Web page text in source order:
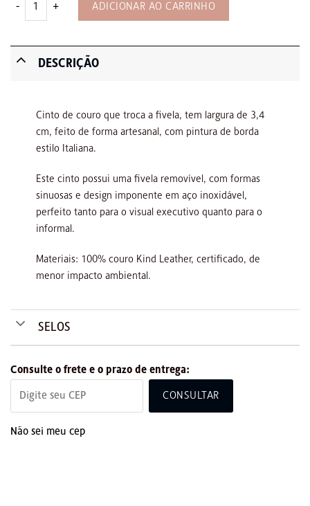
ADICIONAR AO CARRINHO
DESCRIÇÃO
Cinto de couro que troca a fivela, tem largura de 3,4
cm, feito de forma artesanal, com pintura de borda
estilo Italiana.
Este cinto possui uma fivela removível, com formas
sinuosas e design imponente em aço inoxidável,
perfeito tanto para o visual executivo quanto para o
informal.
Materiais: 100% couro Kind Leather, certificado, de
menor impacto ambiental.
SELOS
Consulte o frete e o prazo de entrega:
CONSULTAR
Não sei meu cep